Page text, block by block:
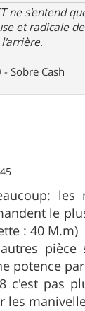
ne s'entend
et radicale
.
Sobre Cash
les
le
: 40 M.m)
potence
c'est pas
les